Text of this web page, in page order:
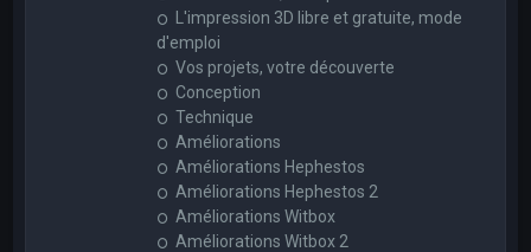
L'impression 3D libre et gratuite, mode
d'emploi
Vos projets, votre découverte
Conception
Technique
Améliorations
Améliorations Hephestos
Améliorations Hephestos 2
Améliorations Witbox
Améliorations Witbox 2